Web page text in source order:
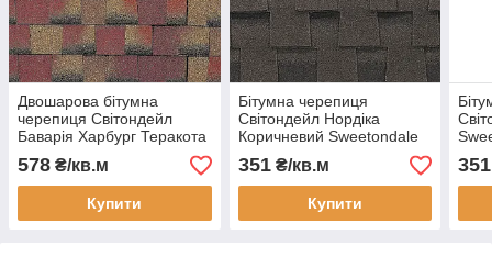
Двошарова бітумна
черепиця Світондейл
Баварія Харбург Теракота
Sweetondale Bavaria
Harburg
578 ₴/кв.м
Купити
Бітумна черепиця
Світондейл Нордіка
Коричневий Sweetondale
Nordica Brown
351₴/кв.м
Купити
351